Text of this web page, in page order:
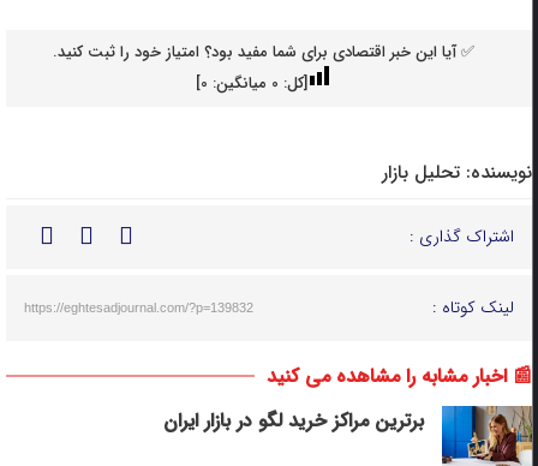
✅ آیا این خبر اقتصادی برای شما مفید بود؟ امتیاز خود را ثبت کنید.
[کل: 0میانگین: 0
]
نویسنده: تحلیل بازار
اشتراک گذاری :
لینک کوتاه : https://eghtesadjournal.com/?p=139832
📰 اخبار مشابه را مشاهده می کنید
برترین مراکز خرید لگو در بازار ایران